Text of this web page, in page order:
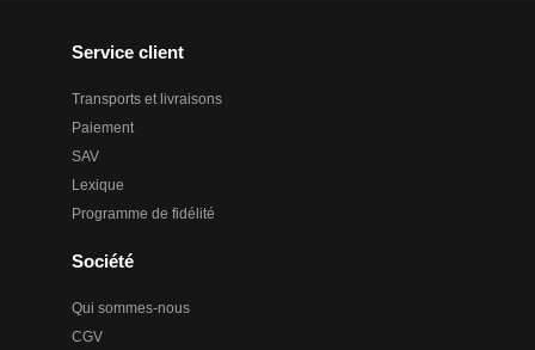
Service client
Transports et livraisons
Paiement
SAV
Lexique
Programme de fidélité
Société
Qui sommes-nous
CGV